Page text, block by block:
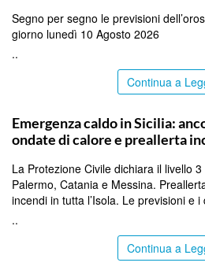
Segno per segno le previsioni
giorno lunedì 10 Agosto 2026
..
Continua a
Emergenza caldo in Sicilia:
ondate di calore e preallerta
La Protezione Civile dichiara il livello
Palermo, Catania e Messina.
incendi in tutta l’Isola. Le previsioni e
..
Continua a